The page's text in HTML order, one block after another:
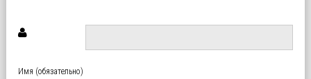
Имя (обязательно)